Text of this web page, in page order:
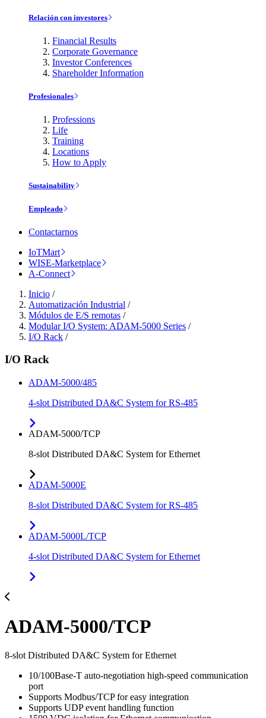
Relación con investores
Financial Results
Corporate Governance
Investor Conferences
Shareholder Information
Profesionales
Professions
Life
Training
Locations
How to Apply
Sustainability
Empleado
Contactarnos
IoTMart
WISE-Marketplace
A-Connect
Inicio /
Automatización Industrial /
Módulos de E/S remotas /
Modular I/O System: ADAM-5000 Series /
I/O Rack /
I/O Rack
ADAM-5000/485
4-slot Distributed DA&C System for RS-485
ADAM-5000/TCP
8-slot Distributed DA&C System for Ethernet
ADAM-5000E
8-slot Distributed DA&C System for RS-485
ADAM-5000L/TCP
4-slot Distributed DA&C System for Ethernet
ADAM-5000/TCP
8-slot Distributed DA&C System for Ethernet
10/100Base-T auto-negotiation high-speed communication
port
Supports Modbus/TCP for easy integration
Supports UDP event handling function